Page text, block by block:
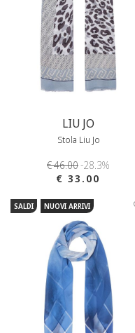
LIU JO
Stola Liu Jo
€ 46.00-28.3%
€ 33.00
SALDI NUOVI ARRIVI